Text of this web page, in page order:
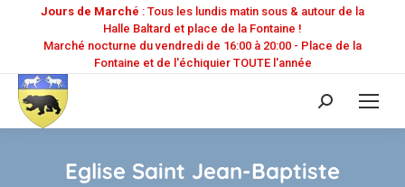
Jours de Marché : Tous les lundis matin sous & autour de la
Halle Baltard et place de la Fontaine !
Marché nocturne du vendredi de 16:00 à 20:00 - Place de la
Fontaine et de l'échiquier TOUTE l'année
Recherche
:
Eglise Saint Jean-Baptiste